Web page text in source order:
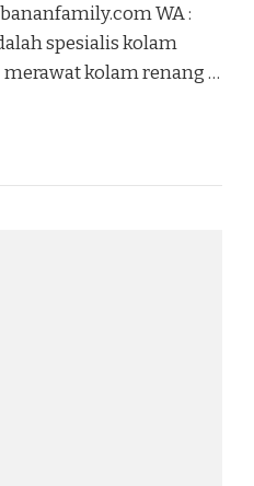
WA :
spesialis kolam
kolam renang …